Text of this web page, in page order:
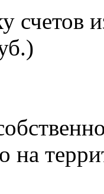
счетов
на